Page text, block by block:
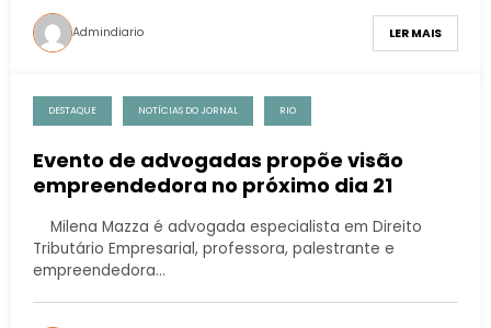
Admindiario LER MAIS
DESTAQUE NOTÍCIAS DO JORNAL RIO
Evento de advogadas propõe visão
empreendedora no próximo dia 21
Milena Mazza é advogada especialista em Direito
Tributário Empresarial, professora, palestrante e
empreendedora…